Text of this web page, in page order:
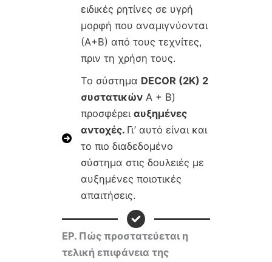
ειδικές ρητίνες σε υγρή
μορφή που αναμιγνύονται
(Α+Β) από τους τεχνίτες,
πριν τη χρήση τους.
Το σύστημα DECOR (2Κ) 2
συστατικών Α + Β)
προσφέρειαυξημένες
αντοχές. Γι’ αυτό είναι και
το πιο διαδεδομένο
σύστημα στις δουλειές με
αυξημένες ποιοτικές
απαιτήσεις.
ΕΡ. Πώς προστατεύεται η
τελική επιφάνεια της